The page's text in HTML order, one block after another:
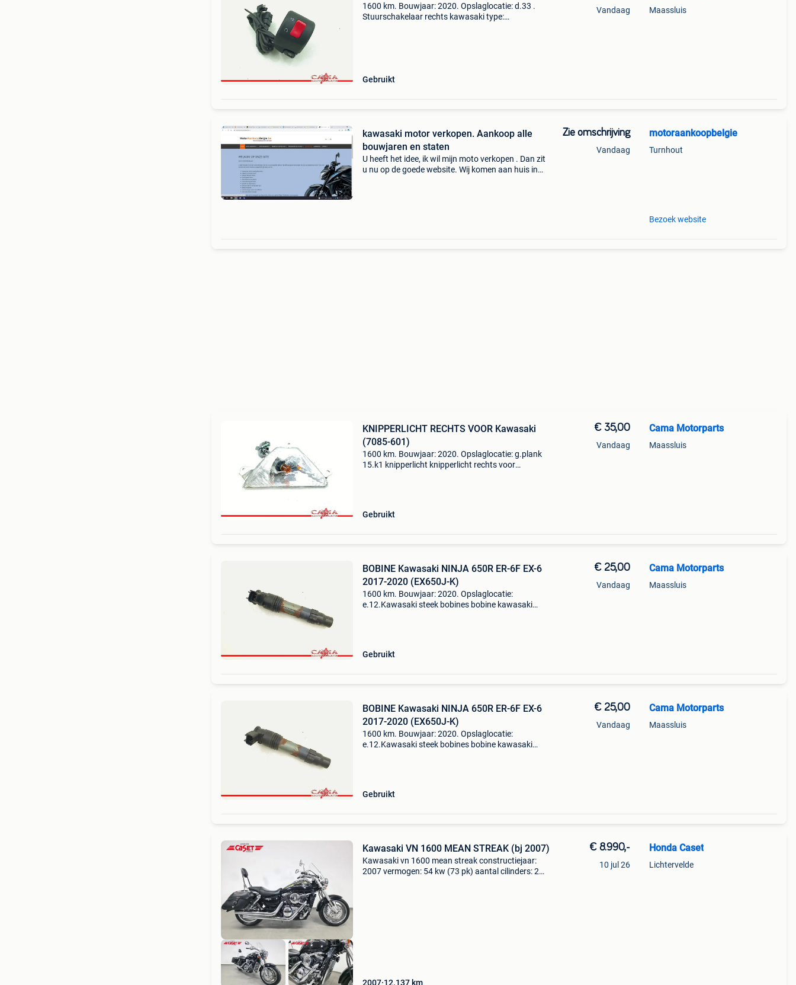
1600 km. Bouwjaar: 2020. Opslaglocatie: d.33 .
Stuurschakelaar rechts kawasaki type:
Gebruikt
Vandaag Maassluis
kawasaki motor verkopen. Aankoop alle
bouwjaren en staten
U heeft het idee, ik wil mijn moto verkopen . Dan zit
u nu op de goede website. Wij komen aan huis in
Zie omschrijving
Vandaag
motoraankoopbelgie
Turnhout
Bezoek website
KNIPPERLICHT RECHTS VOOR Kawasaki
(7085-601)
1600 km. Bouwjaar: 2020. Opslaglocatie: g.plank
15.k1 knipperlicht knipperlicht rechts voor
Gebruikt
€ 35,00
Vandaag
Cama Motorparts
Maassluis
BOBINE Kawasaki NINJA 650R ER-6F EX-6
2017-2020 (EX650J-K)
1600 km. Bouwjaar: 2020. Opslaglocatie:
e.12.Kawasaki steek bobines bobine kawasaki
Gebruikt
€ 25,00
Vandaag
Cama Motorparts
Maassluis
BOBINE Kawasaki NINJA 650R ER-6F EX-6
2017-2020 (EX650J-K)
1600 km. Bouwjaar: 2020. Opslaglocatie:
e.12.Kawasaki steek bobines bobine kawasaki
Gebruikt
€ 25,00
Vandaag
Cama Motorparts
Maassluis
Kawasaki VN 1600 MEAN STREAK (bj 2007)
Kawasaki vn 1600 mean streak constructiejaar:
2007 vermogen: 54 kw (73 pk) aantal cilinders: 2
2007 12.137 km
€ 8.990,-
10 jul 26
Honda Caset
Lichtervelde